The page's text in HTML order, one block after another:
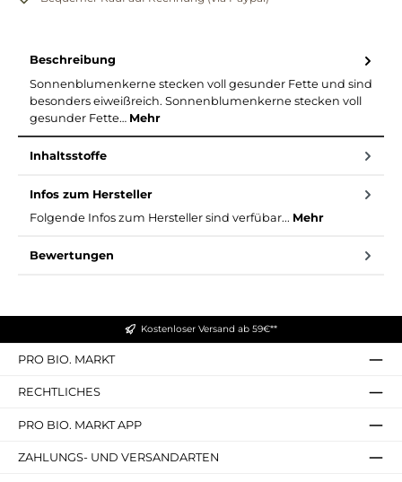
Beschreibung
Sonnenblumenkerne stecken voll gesunder Fette und sind
besonders eiweißreich. Sonnenblumenkerne stecken voll
gesunder Fette… Mehr
Inhaltsstoffe
Infos zum Hersteller
Folgende Infos zum Hersteller sind verfübar... Mehr
Bewertungen
Kostenloser Versand ab 59€**
PRO BIO. MARKT
RECHTLICHES
PRO BIO. MARKT APP
ZAHLUNGS- UND VERSANDARTEN